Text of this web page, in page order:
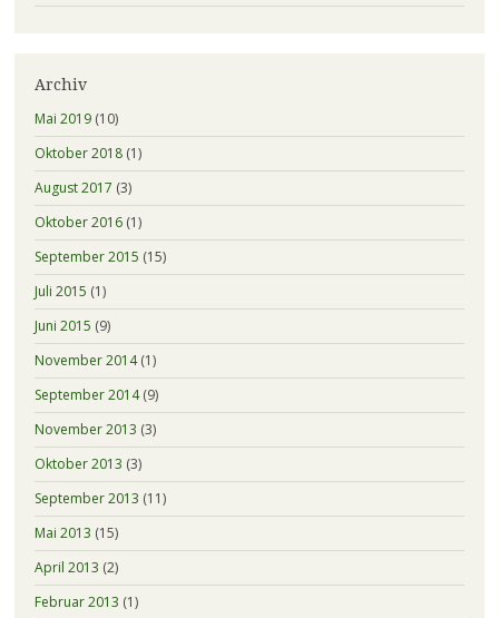
Archiv
Mai 2019(10)
Oktober 2018(1)
August 2017 (3)
Oktober 2016(1)
September 2015 (15)
Juli 2015 (1)
Juni 2015 (9)
November 2014(1)
September 2014(9)
November 2013 (3)
Oktober 2013 (3)
September 2013 (11)
Mai 2013 (15)
April 2013 (2)
Februar 2013 (1)